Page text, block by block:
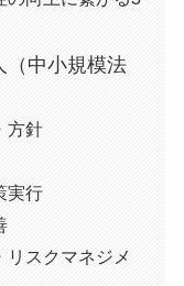
度」の概要
の向上に繋が
中小規模法
針
実行